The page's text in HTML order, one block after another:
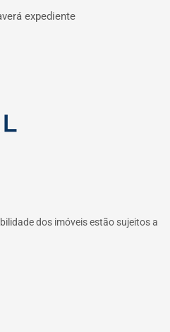
expediente
dos imóveis estão sujeitos a